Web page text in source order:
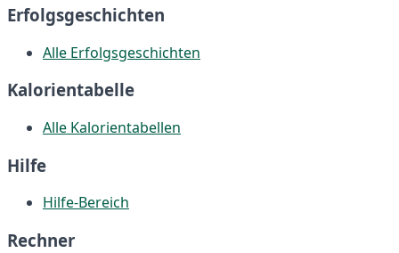
Erfolgsgeschichten
Alle Erfolgsgeschichten
Kalorientabelle
Alle Kalorientabellen
Hilfe
Hilfe-Bereich
Rechner